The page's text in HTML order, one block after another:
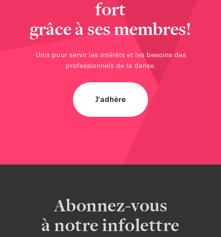
professionnelle du Québec 2025-2030
Prévention du harcèlement
Répertoire de ressources spécialisées
fort
grâce à ses membres!
Unis pour servir les intérêts et les besoins des
professionnels de la danse.
J’adhère
Abonnez-vous
à notre infolettre